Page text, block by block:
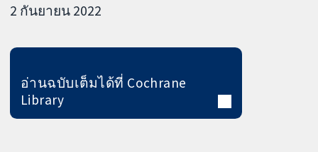
2 กันยายน 2022
อ่านฉบับเต็มได้ที่ Cochrane
Library